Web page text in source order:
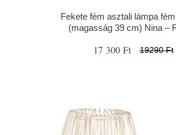
Fekete fém asztali lámpa
(magasság 39 cm) Nina –
17 300 Ft 19290 Ft